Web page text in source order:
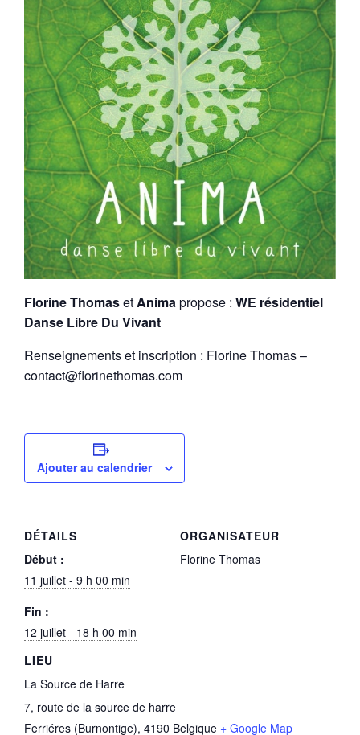
Florine Thomaset Anima propose : WE résidentiel
Danse Libre Du Vivant
Renseignements et inscription : Florine Thomas –
contact@florinethomas.com
Ajouter au calendrier
DÉTAILS
Début :
11 juillet - 9 h 00 min
Fin :
12 juillet - 18 h 00 min
LIEU
La Source de Harre
7, route de la source de harre
Ferriéres (Burnontige), 4190 Belgique + Google Map
ORGANISATEUR
Florine Thomas